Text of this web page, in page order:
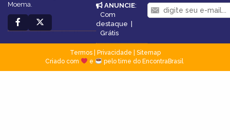
Moema.
ANUNCIE:
Com
destaque
Grátis
Termos| Privacidade
Sitemap
Criado com
e pelo time do EncontraBrasil